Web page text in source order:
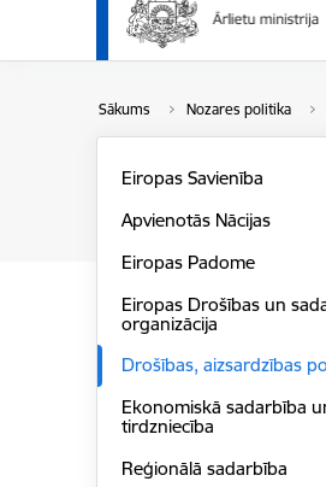
Sākums Nozares politika
Eiropas Savienība
Apvienotās Nācijas
Eiropas Padome
Eiropas Drošības un
organizācija
Drošības, aizsardzības
Ekonomiskā sadarbība
tirdzniecība
Reģionālā sadarbība